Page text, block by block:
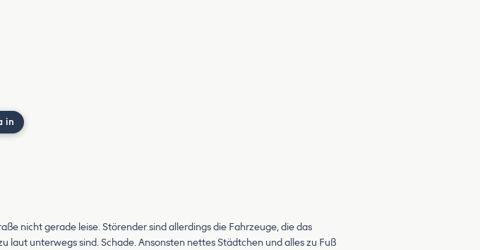
in
nicht gerade leise. Störender sind allerdings die Fahrzeuge, die das
unterwegs sind. Schade. Ansonsten nettes Städtchen und alles zu Fuß